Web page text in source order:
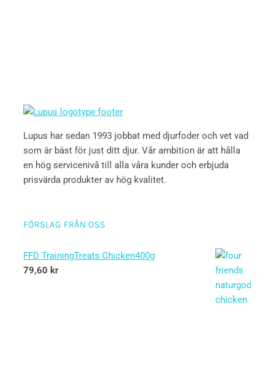
Lupus har sedan 1993 jobbat med djurfoder och vet vad
som är bäst för just ditt djur. Vår ambition är att hålla
en hög servicenivå till alla våra kunder och erbjuda
prisvärda produkter av hög kvalitet.
FÖRSLAG FRÅN OSS
FFD TrainingTreats Chicken400g
79,60 kr